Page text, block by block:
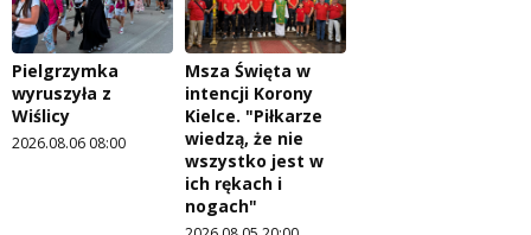
Pielgrzymka
wyruszyła z
Wiślicy
2026.08.06 08:00
Msza Święta w
intencji Korony
Kielce. "Piłkarze
wiedzą, że nie
wszystko jest w
ich rękach i
nogach"